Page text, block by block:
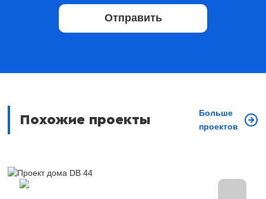
Отправить
Похожие проекты
Больше
проектов